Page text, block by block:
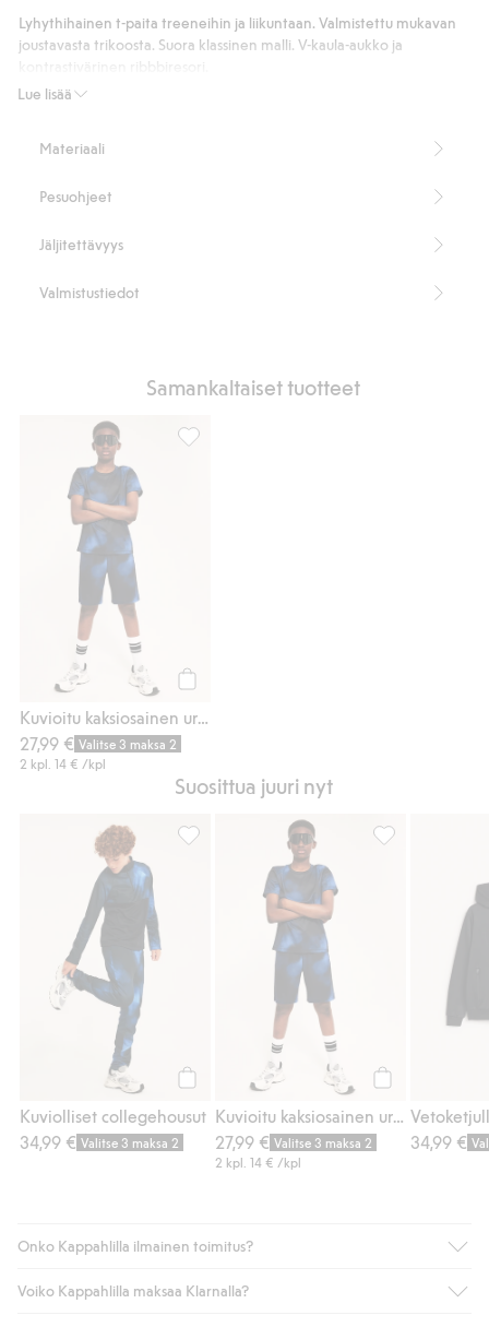
Lue lisää
Lyhythihainen t-paita treeneihin ja liikuntaan. Valmistettu mukavan
joustavasta trikoosta. Suora klassinen malli. V-kaula-aukko ja
Suora istuvuus
Kierrätetty polyesteri
Materiaali
Pesuohjeet
Jäljitettävyys
Valmistustiedot
Samankaltaiset tuotteet
27,99 € Valitse 3 maksa 2
2 kpl. 14 € /kpl
Suosittua juuri nyt
Kuviolliset collegehousut
34,99 € Valitse 3 maksa 2
Kuviolliset collegehousut, Lisää
27,99 € Valitse 3 maksa 2
2 kpl.14 € /kpl
34,99 €
Onko Kappahlilla ilmainen toimitus?
Jos olet Kappahl Clubin jäsen, saat aina ilmaisen toimituksen
Voiko Kappahlilla maksaa Klarnalla?